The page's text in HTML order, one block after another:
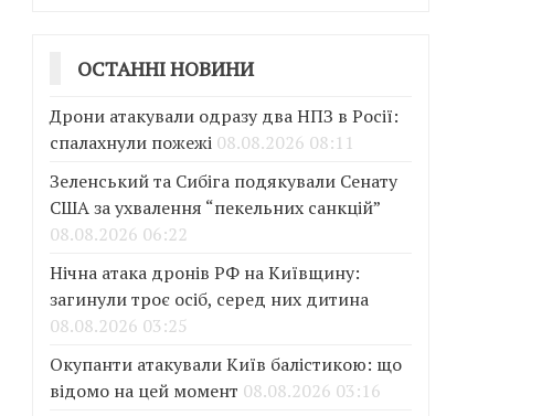
ОСТАННІ НОВИНИ
Дрони атакували одразу два НПЗ в Росії:
спалахнули пожежі 08.08.2026 08:11
Зеленський та Сибіга подякували Сенату
США за ухвалення “пекельних санкцій”
08.08.2026 06:22
Нічна атака дронів РФ на Київщину:
загинули троє осіб, серед них дитина
08.08.2026 03:25
Окупанти атакували Київ балістикою: що
відомо на цей момент 08.08.2026 03:16